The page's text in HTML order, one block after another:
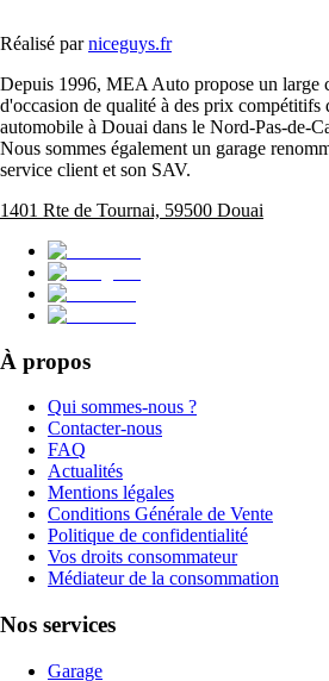
Réalisé par niceguys.fr
Depuis 1996, MEA Auto propose un large
d'occasion de qualité à des prix compétitifs
automobile à Douai dans le Nord-Pas-de-
Nous sommes également un garage
service client et son SAV.
1401 Rte de Tournai, 59500 Douai
À propos
Qui sommes-nous ?
Contacter-nous
FAQ
Actualités
Mentions légales
Conditions Générale de Vente
Politique de confidentialité
Vos droits consommateur
Médiateur de la consommation
Nos services
Garage